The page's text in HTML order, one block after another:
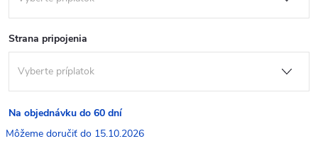
Strana pripojenia
Na objednávku do 60 dní
15.10.2026